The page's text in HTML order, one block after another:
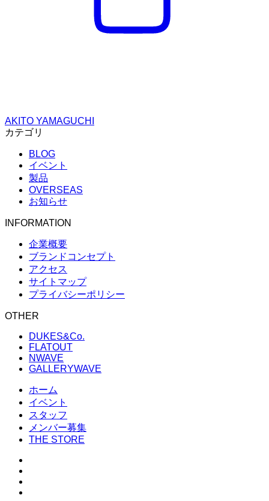
AKITO YAMAGUCHI
カテゴリ
BLOG
イベント
製品
OVERSEAS
お知らせ
INFORMATION
企業概要
ブランドコンセプト
アクセス
サイトマップ
プライバシーポリシー
OTHER
DUKES&Co.
FLATOUT
NWAVE
GALLERYWAVE
ホーム
イベント
スタッフ
メンバー募集
THE STORE